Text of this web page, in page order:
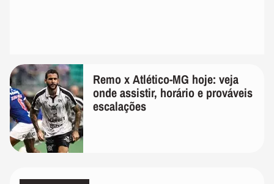
Remo x Atlético-MG hoje: veja
onde assistir, horário e prováveis
escalações